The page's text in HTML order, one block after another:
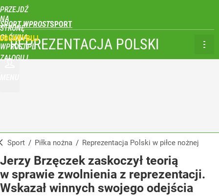
PRZEJDŹ
NA
STRONĘ
GŁÓWNĄ
WPROST.PL
SPORT WPROST
ZALOGUJ
REPREZENTACJA POLSKI
Sport / Piłka nożna / Reprezentacja Polski w piłce nożnej
Jerzy Brzęczek zaskoczył teorią
w sprawie zwolnienia z reprezentacji.
Wskazał winnych swojego odejścia